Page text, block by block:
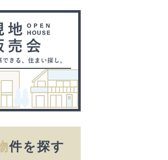
件を探す